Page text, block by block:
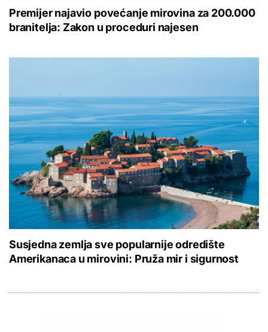
Premijer najavio povećanje mirovina za 200.000
branitelja: Zakon u proceduri najesen
Susjedna zemlja sve popularnije odredište
Amerikanaca u mirovini: Pruža mir i sigurnost